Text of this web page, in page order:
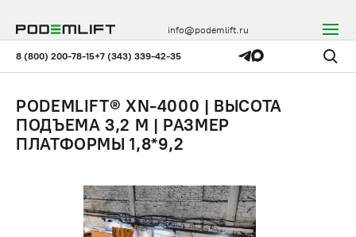
8 (800) 200-78-15+7 (343) 339-42-35
info@podemlift.ru
PODEMLIFT® XN-4000 | ВЫСОТА
ПОДЪЕМА 3,2 М | РАЗМЕР
ПЛАТФОРМЫ 1,8*9,2